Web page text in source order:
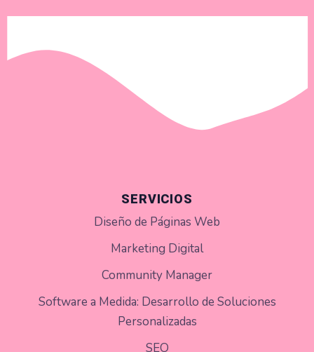
SERVICIOS
Diseño de Páginas Web
Marketing Digital
Community Manager
Software a Medida: Desarrollo de Soluciones
Personalizadas
SEO